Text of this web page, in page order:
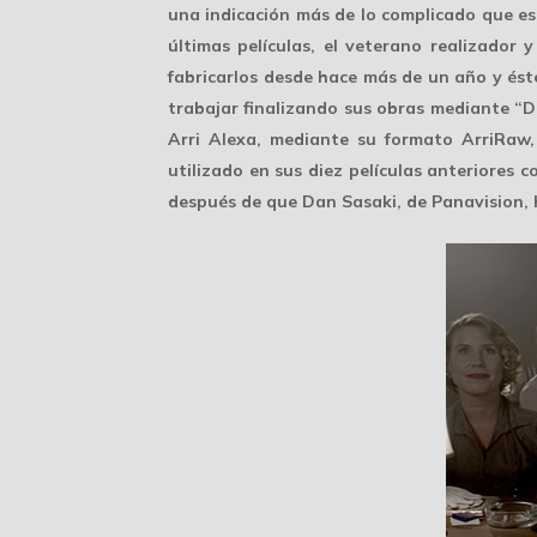
una indicación más de lo complicado que
últimas películas, el veterano realizador
fabricarlos desde hace más de un año y
trabajar finalizando sus obras mediante
Arri Alexa, mediante su formato
utilizado en sus diez películas anteriores
después de que Dan Sasaki, de